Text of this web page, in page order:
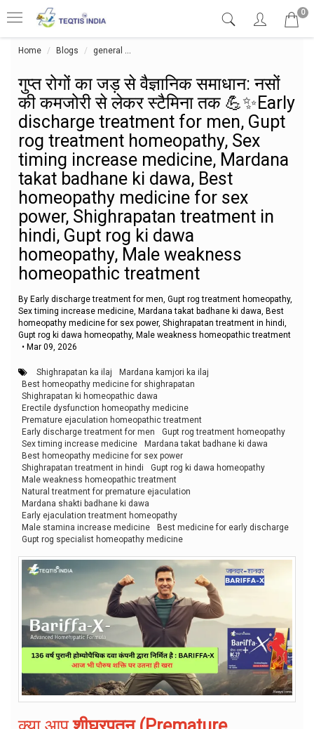
0
Home Blogs general
गुप्त रोगों का जड़ से वैज्ञानिक समाधान: नसों
की कमजोरी से लेकर स्टैमिना तक 💪✨Early
discharge treatment for men, Gupt
rog treatment homeopathy, Sex
timing increase medicine, Mardana
takat badhane ki dawa, Best
homeopathy medicine for sex
power, Shighrapatan treatment in
hindi, Gupt rog ki dawa
homeopathy, Male weakness
homeopathic treatment
By Early discharge treatment for men, Gupt rog treatment homeopathy,
Sex timing increase medicine, Mardana takat badhane ki dawa, Best
homeopathy medicine for sex power, Shighrapatan treatment in hindi,
Gupt rog ki dawa homeopathy, Male weakness homeopathic treatment
• Mar 09, 2026
Shighrapatan ka ilaj
Mardana kamjori ka ilaj
Best homeopathy medicine for shighrapatan
Shighrapatan ki homeopathic dawa
Erectile dysfunction homeopathy medicine
Premature ejaculation homeopathic treatment
Early discharge treatment for men
Gupt rog treatment homeopathy
Sex timing increase medicine
Mardana takat badhane ki dawa
Best homeopathy medicine for sex power
Shighrapatan treatment in hindi
Gupt rog ki dawa homeopathy
Male weakness homeopathic treatment
Natural treatment for premature ejaculation
Mardana shakti badhane ki dawa
Early ejaculation treatment homeopathy
Male stamina increase medicine
Best medicine for early discharge
Gupt rog specialist homeopathy medicine